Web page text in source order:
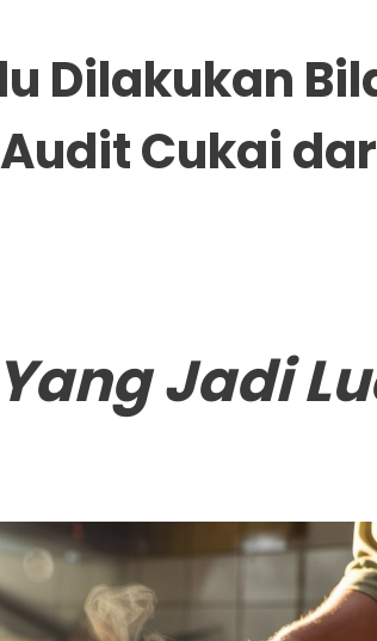
Dilakukan
Cukai
Jadi